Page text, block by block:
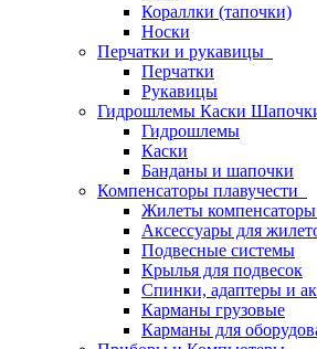
Кораллки (тапочки)
Носки
Перчатки и рукавицы
Перчатки
Рукавицы
Гидрошлемы Каски
Гидрошлемы
Каски
Банданы и шапочки
Компенсаторы плавучести
Жилеты
Аксессуары для
Подвесные системы
Крылья для подвесок
Спинки, адаптеры и
Карманы грузовые
Карманы для